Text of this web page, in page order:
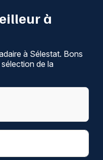
à
à Sélestat. Bons
de la